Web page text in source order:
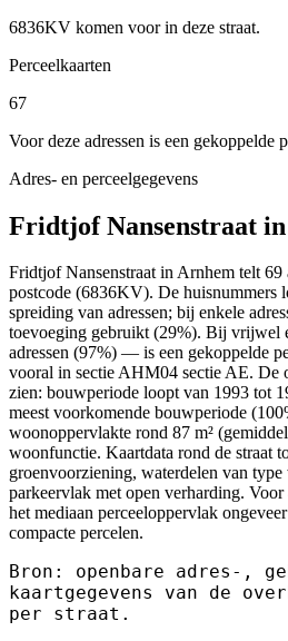
6836KV komen voor in deze straat.
Perceelkaarten
67
Voor deze adressen is een gekoppelde
Adres- en perceelgegevens
Fridtjof Nansenstraat
Fridtjof Nansenstraat in Arnhem telt 69
postcode (6836KV). De huisnummers
spreiding van adressen; bij enkele
toevoeging gebruikt (29%). Bij vrijwel
adressen (97%) — is een gekoppelde
vooral in sectie AHM04 sectie AE. De
zien: bouwperiode loopt van 1993 tot
meest voorkomende bouwperiode
woonoppervlakte rond 87 m²
woonfunctie. Kaartdata rond de straat
groenvoorziening, waterdelen van
parkeervlak met open verharding.
het mediaan perceeloppervlak
compacte percelen.
Bron: openbare adres-,
kaartgegevens van de
per straat.